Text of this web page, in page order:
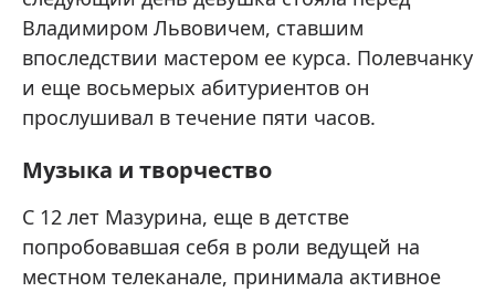
Владимиром Львовичем, ставшим
впоследствии мастером ее курса. Полевчанку
и еще восьмерых абитуриентов он
прослушивал в течение пяти часов.
Музыка и творчество
С 12 лет Мазурина, еще в детстве
попробовавшая себя в роли ведущей на
местном телеканале, принимала активное